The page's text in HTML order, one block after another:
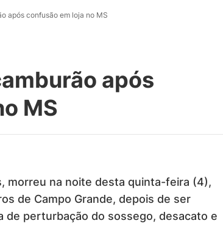
após confusão em loja no MS
após
MS
morreu na noite desta quinta-feira (4),
de Campo Grande, depois de ser
de perturbação do sossego, desacato e